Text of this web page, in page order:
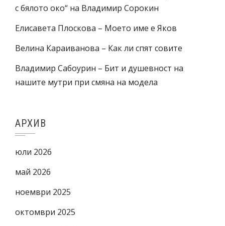
с бялото око“ на Владимир Сорокин
Елисавета Плоскова – Моето име е Яков
Велина Караиванова – Как ли спят совите
Владимир Сабоурин – Бит и душевност на
нашите мутри при смяна на модела
АРХИВ
юли 2026
май 2026
ноември 2025
октомври 2025